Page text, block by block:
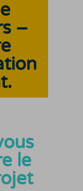
–
le